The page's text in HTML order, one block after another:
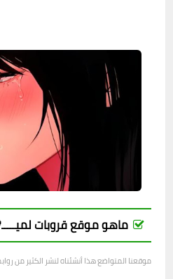
ماهو موقع قروبات
موقعنا المتواضع هذا أنشئناه لنشر الكثير من